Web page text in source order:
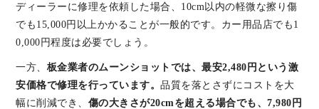
ディーラーに修理を依頼した場合、10cm以内の軽微な擦り傷
でも15,000円以上かかることが一般的です。カー用品店でも1
0,000円程度は必要でしょう。
一方、 板金業者のムーンショットでは、最安2,480円という激
安価格で修理を行っています。 品質を落とさずにコストを大
幅に削減でき、 傷の大きさが20cmを超える場合でも、7,980円